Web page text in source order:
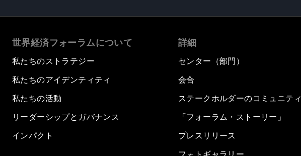
世界経済フォーラムについて
私たちのストラテジー
私たちのアイデンティティ
私たちの活動
リーダーシップとガバナンス
インパクト
詳細
センター（部門）
会合
ステークホルダーのコミュニティ
「フォーラム・ストーリー」
プレスリリース